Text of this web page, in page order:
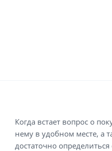
Когда встает вопрос о
нему в удобном месте, а
достаточно